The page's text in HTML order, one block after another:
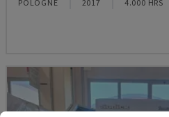
POLOGNE 2017 4.000 HRS